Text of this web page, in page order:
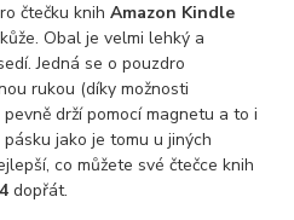
čtečku knihAmazon Kindle
Obal je velmi lehký a
Jedná se o pouzdro
rukou (díky možnosti
drží pomocí magnetu a to i
jako je tomu u jiných
co můžete své čtečce knih
dopřát.